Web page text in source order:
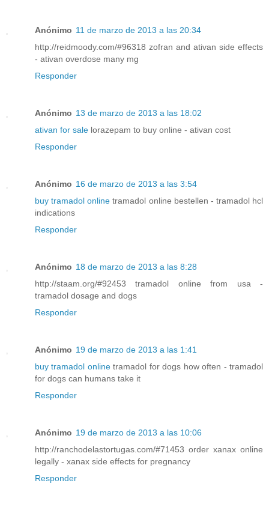
Anónimo 11 de marzo de 2013 a las 20:34
http://reidmoody.com/#96318 zofran and ativan side effects
- ativan overdose many mg
Responder
Anónimo 13 de marzo de 2013 a las 18:02
ativan for sale lorazepam to buy online - ativan cost
Responder
Anónimo 16 de marzo de 2013 a las 3:54
buy tramadol online tramadol online bestellen - tramadol hcl
indications
Responder
Anónimo 18 de marzo de 2013 a las 8:28
http://staam.org/#92453 tramadol online from usa -
tramadol dosage and dogs
Responder
Anónimo 19 de marzo de 2013 a las 1:41
buy tramadol onlinetramadol for dogs how often - tramadol
for dogs can humans take it
Responder
Anónimo 19 de marzo de 2013 a las 10:06
http://ranchodelastortugas.com/#71453 order xanax online
legally - xanax side effects for pregnancy
Responder